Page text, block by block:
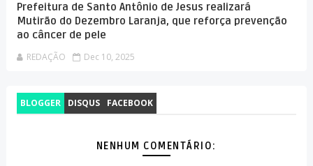
Prefeitura de Santo Antônio de Jesus realizará
Mutirão do Dezembro Laranja, que reforça prevenção
ao câncer de pele
REDAÇÃO Dec 10, 2025
BLOGGER DISQUS FACEBOOK
NENHUM COMENTÁRIO: